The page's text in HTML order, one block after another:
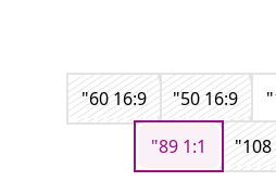
16:9 50"
16:9 60"
1:1 89"